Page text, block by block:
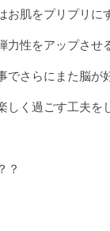
肌をプリプリに
性をアップさせ
さらにまた脳が
く過ごす工夫を
？